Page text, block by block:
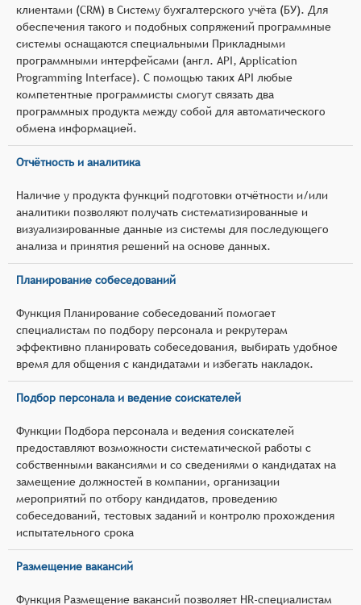
клиентами (CRM) в Систему бухгалтерского учёта (БУ). Для
обеспечения такого и подобных сопряжений программные
системы оснащаются специальными Прикладными
программными интерфейсами (англ. API, Application
Programming Interface). С помощью таких API любые
компетентные программисты смогут связать два
программных продукта между собой для автоматического
обмена информацией.
Отчётность и аналитика
Наличие у продукта функций подготовки отчётности и/или
аналитики позволяют получать систематизированные и
визуализированные данные из системы для последующего
анализа и принятия решений на основе данных.
Планирование собеседований
Функция Планирование собеседований помогает
специалистам по подбору персонала и рекрутерам
эффективно планировать собеседования, выбирать удобное
время для общения с кандидатами и избегать накладок.
Подбор персонала и ведение соискателей
Функции Подбора персонала и ведения соискателей
предоставляют возможности систематической работы с
собственными вакансиями и со сведениями о кандидатах на
замещение должностей в компании, организации
мероприятий по отбору кандидатов, проведению
собеседований, тестовых заданий и контролю прохождения
испытательного срока
Размещение вакансий
Функция Размещение вакансий позволяет HR-специалистам